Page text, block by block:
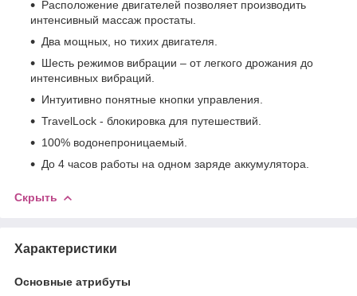
Расположение двигателей позволяет производить
интенсивный массаж простаты.
Два мощных, но тихих двигателя.
Шесть режимов вибрации – от легкого дрожания до
интенсивных вибраций.
Интуитивно понятные кнопки управления.
TravelLock - блокировка для путешествий.
100% водонепроницаемый.
До 4 часов работы на одном заряде аккумулятора.
Скрыть
Характеристики
Основные атрибуты